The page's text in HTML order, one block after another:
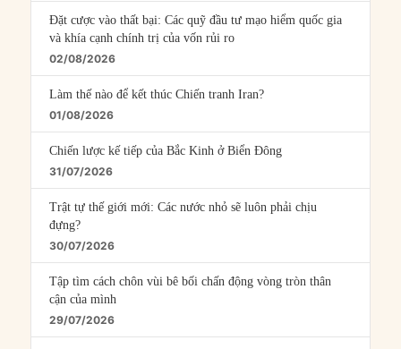
Đặt cược vào thất bại: Các quỹ đầu tư mạo hiểm quốc gia
và khía cạnh chính trị của vốn rủi ro
02/08/2026
Làm thế nào để kết thúc Chiến tranh Iran?
01/08/2026
Chiến lược kế tiếp của Bắc Kinh ở Biển Đông
31/07/2026
Trật tự thế giới mới: Các nước nhỏ sẽ luôn phải chịu
đựng?
30/07/2026
Tập tìm cách chôn vùi bê bối chấn động vòng tròn thân
cận của mình
29/07/2026